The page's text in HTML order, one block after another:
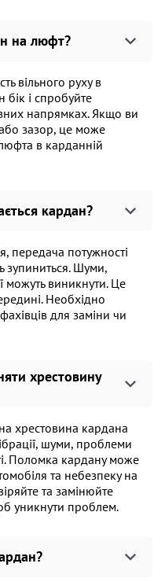
на люфт?
вільного руху в
бік і спробуйте
напрямках. Якщо ви
або зазор, це може
в карданній
кардан?
передача потужності
зупиниться. Шуми,
можуть виникнути. Це
Необхідно
для заміни чи
хрестовину
хрестовина кардана
шуми, проблеми
Поломка кардану може
та небезпеку на
та замінюйте
уникнути проблем.